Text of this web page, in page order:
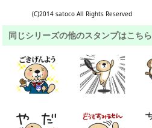
(C)2014 satoco All Rights Reserved
同じシリーズの他のスタンプはこちら